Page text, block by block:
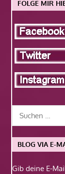
FOLGE MIR
BLOG VIA E-
Gib deine E-